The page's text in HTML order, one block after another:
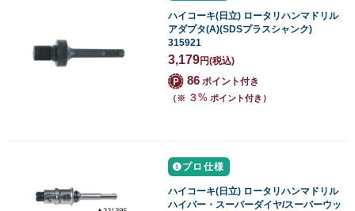
ハイコーキ(日立) ロータリハンマドリル
アダプタ(A)(SDSプラスシャンク)
315921
3,179円(税込)
86 ポイント付き
（※ ３% ポイント付き）
プロ仕様
ハイコーキ(日立) ロータリハンマドリル
ハイパー・スーパーダイヤ/スーパーウッ